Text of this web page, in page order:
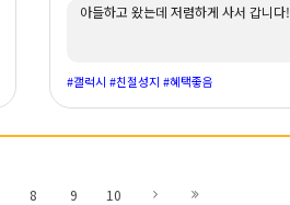
아들하고 왔는데 저렴하게 사서 갑니다!
#갤럭시 #친절성지 #혜택좋음
8 9 10
페이지로페이지로